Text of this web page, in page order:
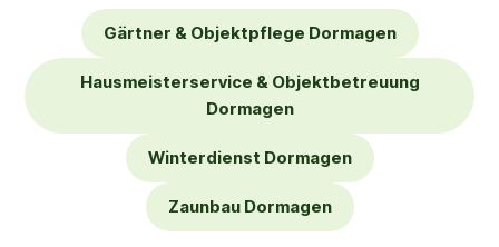
Gärtner & Objektpflege Dormagen
Hausmeisterservice & Objektbetreuung
Dormagen
Winterdienst Dormagen
Zaunbau Dormagen